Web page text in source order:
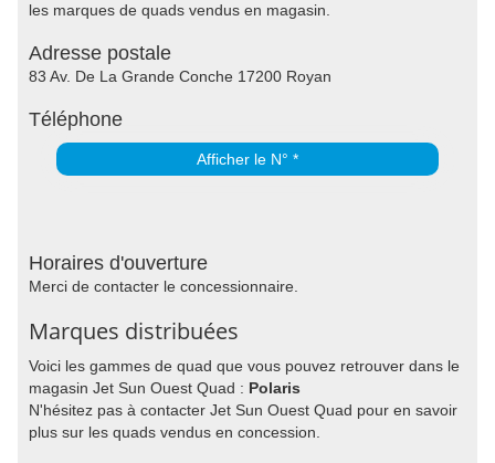
les marques de quads vendus en magasin.
Adresse postale
83 Av. De La Grande Conche 17200 Royan
Téléphone
Afficher le N° *
Horaires d'ouverture
Merci de contacter le concessionnaire.
Marques distribuées
Voici les gammes de quad que vous pouvez retrouver dans le
magasin Jet Sun Ouest Quad : Polaris
N'hésitez pas à contacter Jet Sun Ouest Quad pour en savoir
plus sur les quads vendus en concession.